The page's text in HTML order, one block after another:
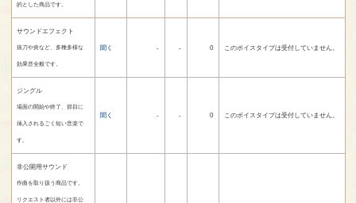
的とした商品です。
サウンドエフェクト
抜刀や炎など、多種多様な
効果音全般です。
聞く - - 0 このボイスタイプは受付していません。
ジングル
場面の開始や終了、節目に
挿入されるごく短い音楽で
す。
聞く - - 0 このボイスタイプは受付していません。
非公開用サウンド
作曲を取り扱う商品です。
リクエスト者以外には非公